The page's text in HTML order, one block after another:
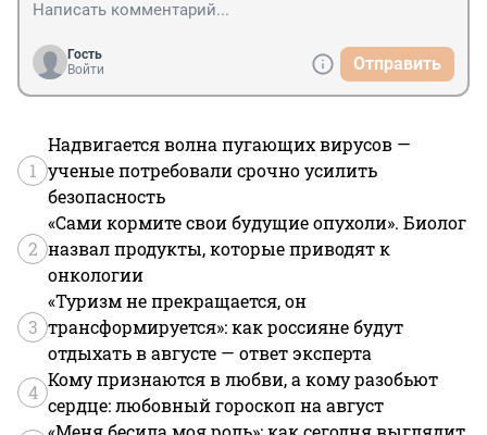
Гость
Войти
Отправить
1
Надвигается волна пугающих вирусов —
ученые потребовали срочно усилить
безопасность
2
«Сами кормите свои будущие опухоли». Биолог
назвал продукты, которые приводят к
онкологии
3
«Туризм не прекращается, он
трансформируется»: как россияне будут
отдыхать в августе — ответ эксперта
4
Кому признаются в любви, а кому разобьют
сердце: любовный гороскоп на август